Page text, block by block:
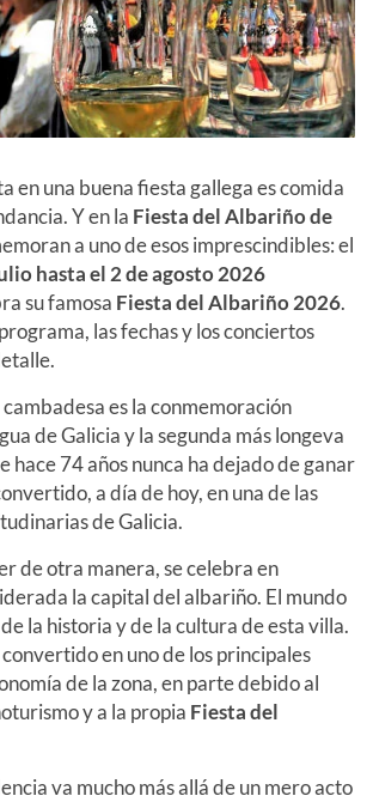
en una buena fiesta gallega es comida
Y en la Fiesta del Albariño de
a uno de esos imprescindibles: el
hasta el 2 de agosto 2026
su famosa Fiesta del Albariño 2026.
las fechas y los conciertos
es la conmemoración
de Galicia y la segunda más longeva
hace 74 años nunca ha dejado de ganar
a día de hoy, en una de las
de Galicia.
de otra manera, se celebra en
la capital del albariño. El mundo
la historia y de la cultura de esta villa.
en uno de los principales
de la zona, en parte debido al
y a la propia Fiesta del
va mucho más allá de un mero acto